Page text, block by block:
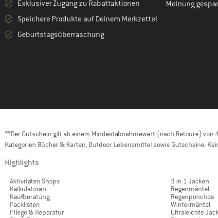
Exklusiver Zugang zu Rabattaktionen
Speichere Produkte auf Deinem Merkzettel
Geburtstagsüberraschung
Meinung
**Der Gutschein gilt ab einem Mindestabnahmewert (nach Retoure)
Kategorien Bücher & Karten, Outdoor Lebensmittel sowie Gutscheine.
Highlights
Aktivitäten Shops
Kalkulatoren
Kaufberatung
Packlisten
Pflege & Reparatur
3 in 1 Jacken
Regenmäntel
Regenponchos
Wintermäntel
Ultraleichte